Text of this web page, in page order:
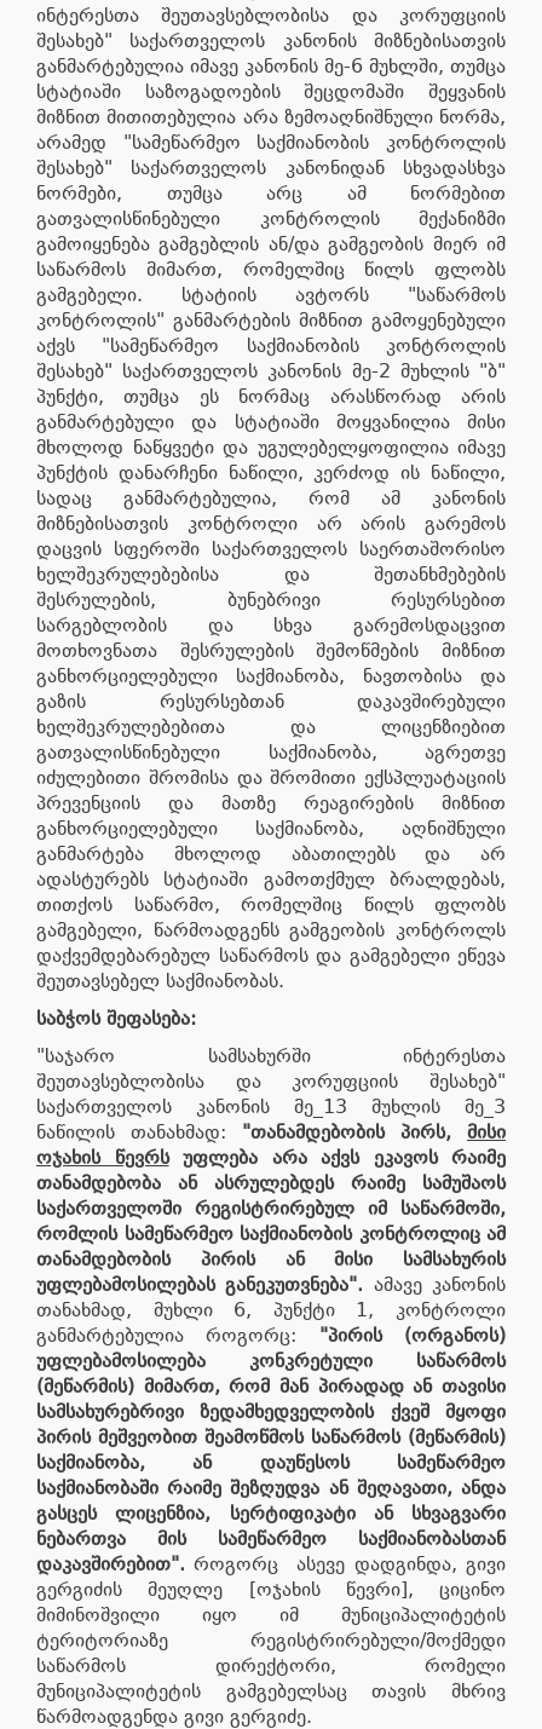
ინტერესთა შეუთავსებლობისა და კორუფციის
შესახებ" საქართველოს კანონის მიზნებისათვის
განმარტებულია იმავე კანონის მე-6 მუხლში, თუმცა
სტატიაში საზოგადოების შეცდომაში შეყვანის
მიზნით მითითებულია არა ზემოაღნიშნული ნორმა,
არამედ "სამეწარმეო საქმიანობის კონტროლის
შესახებ" საქართველოს კანონიდან სხვადასხვა
ნორმები, თუმცა არც ამ ნორმებით
გათვალისწინებული კონტროლის მექანიზმი
გამოიყენება გამგებლის ან/და გამგეობის მიერ იმ
საწარმოს მიმართ, რომელშიც წილს ფლობს
გამგებელი. სტატიის ავტორს "საწარმოს
კონტროლის" განმარტების მიზნით გამოყენებული
აქვს "სამეწარმეო საქმიანობის კონტროლის
შესახებ" საქართველოს კანონის მე-2 მუხლის "ბ"
პუნქტი, თუმცა ეს ნორმაც არასწორად არის
განმარტებული და სტატიაში მოყვანილია მისი
მხოლოდ ნაწყვეტი და უგულებელყოფილია იმავე
პუნქტის დანარჩენი ნაწილი, კერძოდ ის ნაწილი,
სადაც განმარტებულია, რომ ამ კანონის
მიზნებისათვის კონტროლი არ არის გარემოს
დაცვის სფეროში საქართველოს საერთაშორისო
ხელშეკრულებებისა და შეთანხმებების
შესრულების, ბუნებრივი რესურსებით
სარგებლობის და სხვა გარემოსდაცვით
მოთხოვნათა შესრულების შემოწმების მიზნით
განხორციელებული საქმიანობა, ნავთობისა და
გაზის რესურსებთან დაკავშირებული
ხელშეკრულებებითა და ლიცენზიებით
გათვალისწინებული საქმიანობა, აგრეთვე
იძულებითი შრომისა და შრომითი ექსპლუატაციის
პრევენციის და მათზე რეაგირების მიზნით
განხორციელებული საქმიანობა, აღნიშნული
განმარტება მხოლოდ აბათილებს და არ
ადასტურებს სტატიაში გამოთქმულ ბრალდებას,
თითქოს საწარმო, რომელშიც წილს ფლობს
გამგებელი, წარმოადგენს გამგეობის კონტროლს
დაქვემდებარებულ საწარმოს და გამგებელი ეწევა
შეუთავსებელ საქმიანობას.
საბჭოს შეფასება:
"საჯარო სამსახურში ინტერესთა
შეუთავსებლობისა და კორუფციის შესახებ"
საქართველოს კანონის მე_13 მუხლის მე_3
ნაწილის თანახმად: "თანამდებობის პირს, მისი
ოჯახის წევრსუფლება არა აქვს ეკავოს რაიმე
თანამდებობა ან ასრულებდეს რაიმე სამუშაოს
საქართველოში რეგისტრირებულ იმ საწარმოში,
რომლის სამეწარმეო საქმიანობის კონტროლიც ამ
თანამდებობის პირის ან მისი სამსახურის
უფლებამოსილებას განეკუთვნება". ამავე კანონის
თანახმად, მუხლი 6, პუნქტი 1, კონტროლი
განმარტებულია როგორც: "პირის (ორგანოს)
უფლებამოსილება
კონკრეტული
საწარმოს
(მეწარმის) მიმართ, რომ მან პირადად ან თავისი
სამსახურებრივი
ზედამხედველობის ქვეშ
მყოფი
პირის მეშვეობით შეამოწმოს საწარმოს (მეწარმის)
საქმიანობა, ან დაუწესოს
სამეწარმეო
საქმიანობაში რაიმე შეზღუდვა ან შეღავათი, ანდა
გასცეს
ლიცენზია, სერტიფიკატი ან
სხვაგვარი
ნებართვა
მის სამეწარმეო
საქმიანობასთან
დაკავშირებით". როგორც ასევე დადგინდა, გივი
გერგიძის მეუღლე [ოჯახის წევრი], ციცინო
მიმინოშვილი იყო იმ მუნიციპალიტეტის
ტერიტორიაზე რეგისტრირებული/მოქმედი
საწარმოს დირექტორი, რომელი
მუნიციპალიტეტის გამგებელსაც თავის მხრივ
წარმოადგენდა გივი გერგიძე.